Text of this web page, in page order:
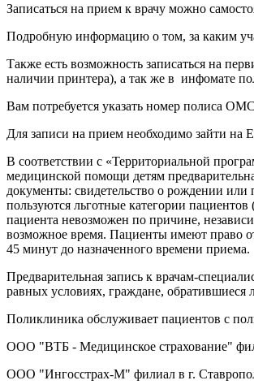
Записаться на прием к врачу можно
Подробную информацию о том, за каким
Также есть возможность записаться на
наличии принтера), а так же в инфомате
Вам потребуется указать номер полиса
Для записи на прием необходимо зайти на
В соответствии с «Территориальной
медицинской помощи детям
документы: свидетельство о рождении
пользуются льготные категории
пациента невозможен по причине,
возможное время. Пациенты имеют право
45 минут до назначенного времени приема.
Предварительная запись к врачам-
равных условиях, граждане, обратившиеся
Поликлиника обслуживает пациентов с
ООО "ВТБ - Медицинское страхование"
ООО "Ингосстрах-М" филиал в г.